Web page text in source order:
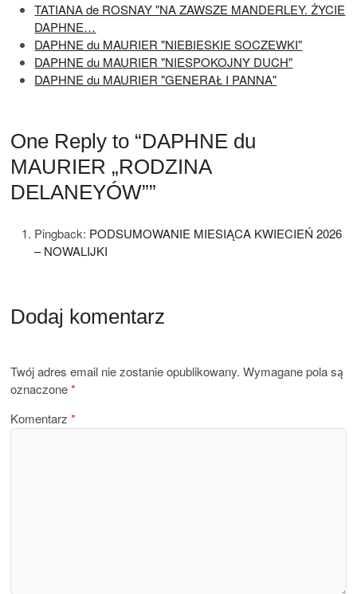
TATIANA de ROSNAY "NA ZAWSZE MANDERLEY. ŻYCIE
DAPHNE…
DAPHNE du MAURIER "NIEBIESKIE SOCZEWKI"
DAPHNE du MAURIER "NIESPOKOJNY DUCH"
DAPHNE du MAURIER "GENERAŁ I PANNA"
One Reply to “DAPHNE du
MAURIER „RODZINA
DELANEYÓW””
Pingback: PODSUMOWANIE MIESIĄCA KWIECIEŃ 2026
– NOWALIJKI
Dodaj komentarz
Twój adres email nie zostanie opublikowany. Wymagane pola są
oznaczone*
Komentarz*